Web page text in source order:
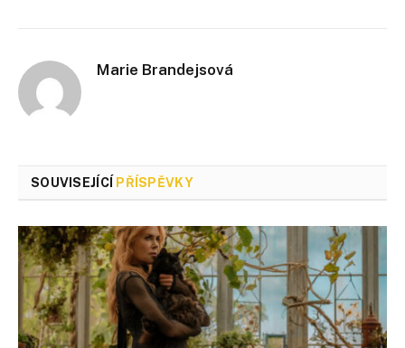
Marie Brandejsová
SOUVISEJÍCÍ PŘÍSPĚVKY